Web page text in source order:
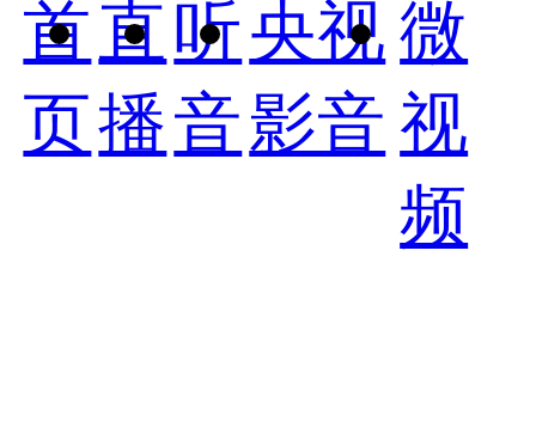
首
页
直
播
听
音
央视
影音
微
视
频